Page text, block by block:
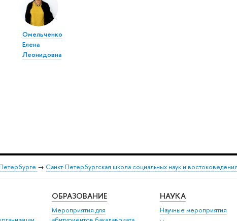
Омельченко
Елена
Леонидовна
→ Санкт-Петербургская школа социальных наук и востоковедения
ОБРАЗОВАНИЕ
Мероприятия для
НАУКА
Научные мероприятия